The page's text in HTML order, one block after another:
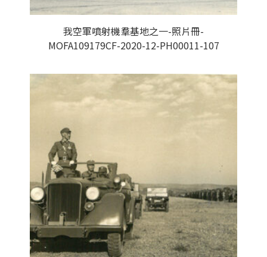
我空軍噴射機羣基地之一-照片冊-
MOFA109179CF-2020-12-PH00011-107